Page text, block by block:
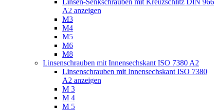
A2 anzeigen
M3
M4
M5
M6
M8
Linsenschrauben mit Innensechskant ISO 7380 A2
Linsenschrauben mit Innensechskant ISO 7380
A2 anzeigen
M 3
M 4
M 5